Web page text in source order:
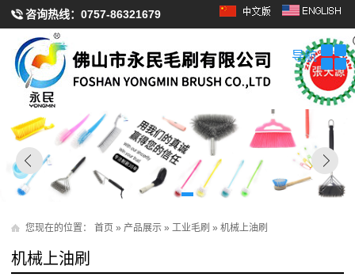
咨询热线： 0757-86321679
导航
您现在的位置： 首页 » 产品展示 » 工业毛刷 » 机械上油刷
机械上油刷